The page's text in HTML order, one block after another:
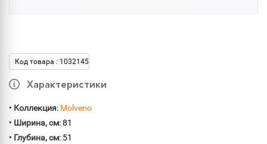
Код товара : 1032145
Характеристики
• Коллекция: Molveno
• Ширина, см: 81
• Глубина, см: 51